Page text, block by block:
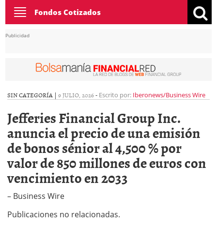
Toggle
navigation
Fondos Cotizados
Publicidad
SIN CATEGORÍA | 9 JULIO, 2026- Escrito por: Iberonews/Business Wire
Jefferies Financial Group Inc.
anuncia el precio de una emisión
de bonos sénior al 4,500 % por
valor de 850 millones de euros con
vencimiento en 2033
– Business Wire
Publicaciones no relacionadas.